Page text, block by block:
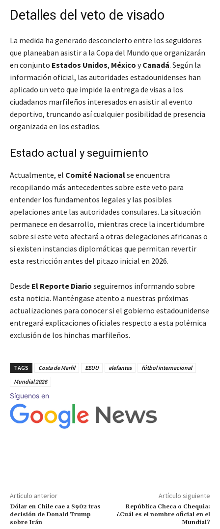
Detalles del veto de visado
La medida ha generado desconcierto entre los seguidores
que planeaban asistir a la Copa del Mundo que organizarán
en conjunto Estados Unidos, México yCanadá. Según la
información oficial, las autoridades estadounidenses han
aplicado un veto que impide la entrega de visas a los
ciudadanos marfileños interesados en asistir al evento
deportivo, truncando así cualquier posibilidad de presencia
organizada en los estadios.
Estado actual y seguimiento
Actualmente, el Comité Nacionalse encuentra
recopilando más antecedentes sobre este veto para
entender los fundamentos legales y las posibles
apelaciones ante las autoridades consulares. La situación
permanece en desarrollo, mientras crece la incertidumbre
sobre si este veto afectará a otras delegaciones africanas o
si existen instancias diplomáticas que permitan revertir
esta restricción antes del pitazo inicial en 2026.
Desde El Reporte Diario seguiremos informando sobre
esta noticia. Manténgase atento a nuestras próximas
actualizaciones para conocer si el gobierno estadounidense
entregará explicaciones oficiales respecto a esta polémica
exclusión de los hinchas marfileños.
TAGS Costa de Marfil EEUU elefantes
fútbol internacional
Mundial 2026
Síguenos en
Artículo anterior
Dólar en Chile cae a $902 tras
decisión de Donald Trump
sobre Irán
Artículo siguiente
República Checa o Chequia:
¿Cuál es el nombre oficial en el
Mundial?